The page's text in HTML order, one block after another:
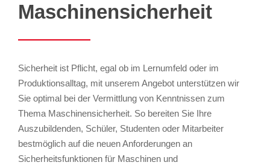
Maschinensicherheit
Sicherheit ist Pflicht, egal ob im Lernumfeld oder im
Produktionsalltag, mit unserem Angebot unterstützen wir
Sie optimal bei der Vermittlung von Kenntnissen zum
Thema Maschinensicherheit. So bereiten Sie Ihre
Auszubildenden, Schüler, Studenten oder Mitarbeiter
bestmöglich auf die neuen Anforderungen an
Sicherheitsfunktionen für Maschinen und